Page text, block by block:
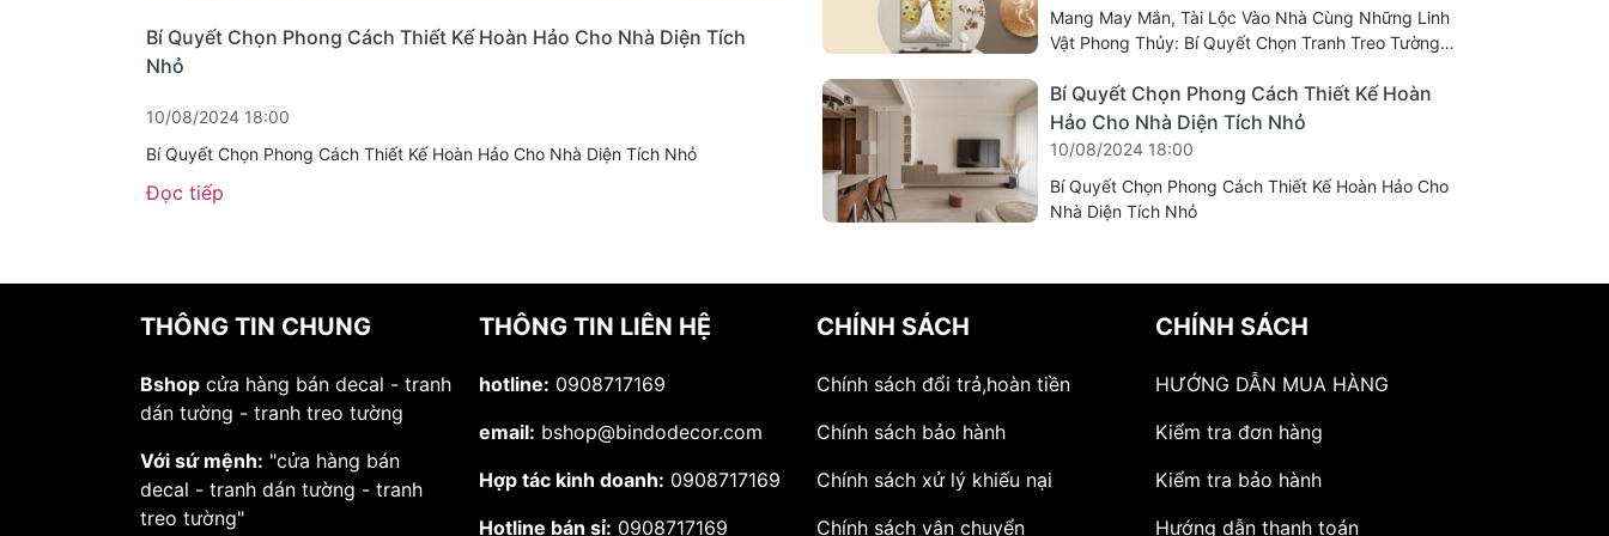
Bí Quyết Chọn Phong Cách Thiết Kế Hoàn Hảo Cho Nhà Diện Tích
Nhỏ
10/08/2024 18:00
Bí Quyết Chọn Phong Cách Thiết Kế Hoàn Hảo Cho Nhà Diện Tích Nhỏ
Đọc tiếp
Mang May Mắn, Tài Lộc Vào Nhà Cùng Những Linh
Vật Phong Thủy: Bí Quyết Chọn Tranh Treo Tường
Bí Quyết Chọn Phong Cách Thiết Kế Hoàn
Hảo Cho Nhà Diện Tích Nhỏ
10/08/2024 18:00
Bí Quyết Chọn Phong Cách Thiết Kế Hoàn Hảo Cho
Nhà Diện Tích Nhỏ
THÔNG TIN CHUNG
Bshop cửa hàng bán decal - tranh
dán tường - tranh treo tường
Với sứ mệnh: "cửa hàng bán
decal - tranh dán tường - tranh
treo tường"
THÔNG TIN LIÊN HỆ
hotline: 0908717169
email: bshop@bindodecor.com
Hợp tác kinh doanh: 0908717169
Hotline bán sỉ: 0908717169
CHÍNH SÁCH
Chính sách đổi trả,hoàn tiền
Chính sách bảo hành
Chính sách xử lý khiếu nại
Chính sách vận chuyển
CHÍNH SÁCH
HƯỚNG DẪN MUA HÀNG
Kiểm tra đơn hàng
Kiểm tra bảo hành
Hướng dẫn thanh toán